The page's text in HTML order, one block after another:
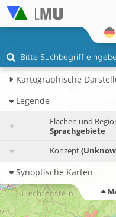
Kartographische
Legende
Flächen und
Sprachgebiete
Konzept
Synoptische Karten